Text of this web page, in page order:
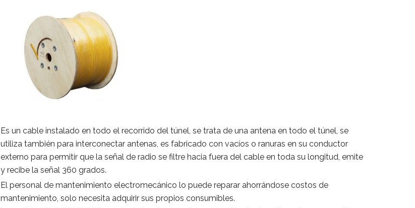
Es un cable instalado en todo el recorrido del túnel, se trata de una antena en todo el túnel, se
utiliza también para interconectar antenas, es fabricado con vacíos o ranuras en su conductor
externo para permitir que la señal de radio se filtre hacia fuera del cable en toda su longitud, emite
y recibe la señal 360 grados.
El personal de mantenimiento electromecánico lo puede reparar ahorrándose costos de
mantenimiento, solo necesita adquirir sus propios consumibles.